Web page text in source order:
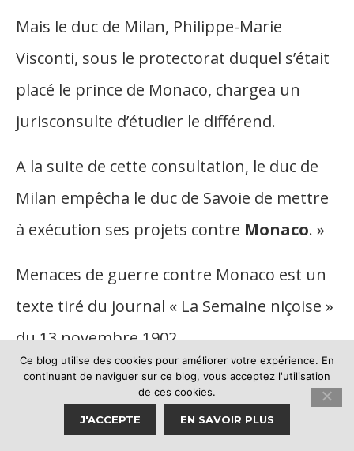
Mais le duc de Milan, Philippe-Marie
Visconti, sous le protectorat duquel s’était
placé le prince de Monaco, chargea un
jurisconsulte d’étudier le différend.
A la suite de cette consultation, le duc de
Milan empêcha le duc de Savoie de mettre
à exécution ses projets contre Monaco. »
Menaces de guerre contre Monaco est un
texte tiré du journal « La Semaine niçoise »
du 13 novembre 1902.
Cette histoire peut aussi vous
intéresser.
Ce blog utilise des cookies pour améliorer votre expérience. En
continuant de naviguer sur ce blog, vous acceptez l'utilisation
de ces cookies.
J'ACCEPTE EN SAVOIR PLUS